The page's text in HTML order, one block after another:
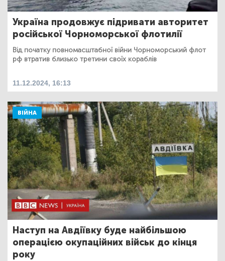
Україна продовжує підривати авторитет
російської Чорноморської флотилії
Від початку повномасштабної війни Чорноморський флот
рф втратив близько третини своїх кораблів
11.12.2024, 16:13
ВІЙНА
Наступ на Авдіївку буде найбільшою
операцією окупаційних військ до кінця
року